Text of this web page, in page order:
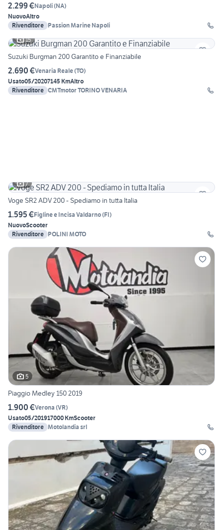
2.299 €Napoli(NA)
NuovoAltro
Rivenditore Passion Marine Napoli
15
Suzuki Burgman 200 Garantito e Finanziabile
2.690 €Venaria Reale(TO)
Usato05/20207145 KmAltro
Rivenditore CMTmotor TORINO VENARIA
7
Voge SR2 ADV 200 - Spediamo in tutta Italia
1.595 €Figline e Incisa Valdarno(FI)
NuovoScooter
Rivenditore POLINI MOTO
5
Piaggio Medley 150 2019
1.900 €Verona (VR)
Usato05/201917000 KmScooter
Rivenditore Motolandia srl